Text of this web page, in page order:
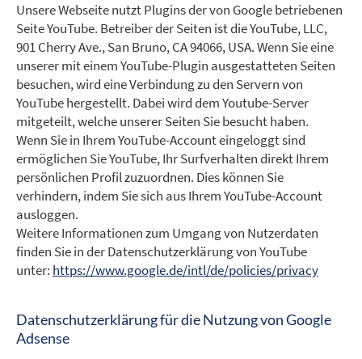
Unsere Webseite nutzt Plugins der von Google betriebenen
Seite YouTube. Betreiber der Seiten ist die YouTube, LLC,
901 Cherry Ave., San Bruno, CA 94066, USA. Wenn Sie eine
unserer mit einem YouTube-Plugin ausgestatteten Seiten
besuchen, wird eine Verbindung zu den Servern von
YouTube hergestellt. Dabei wird dem Youtube-Server
mitgeteilt, welche unserer Seiten Sie besucht haben.
Wenn Sie in Ihrem YouTube-Account eingeloggt sind
ermöglichen Sie YouTube, Ihr Surfverhalten direkt Ihrem
persönlichen Profil zuzuordnen. Dies können Sie
verhindern, indem Sie sich aus Ihrem YouTube-Account
ausloggen.
Weitere Informationen zum Umgang von Nutzerdaten
finden Sie in der Datenschutzerklärung von YouTube
unter: https://www.google.de/intl/de/policies/privacy
Datenschutzerklärung für die Nutzung von Google
Adsense